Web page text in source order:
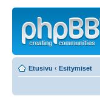
Etusivu ‹ Esitymiset